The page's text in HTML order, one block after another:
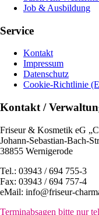
Job & Ausbildung
Service
Kontakt
Impressum
Datenschutz
Cookie-Richtlinie
Kontakt /
Friseur & Kosmetik eG
Johann-Sebastian-Bach-
38855 Wernigerode
Tel.: 03943 / 694 755-3
Fax: 03943 / 694 757-4
eMail: info@friseur-
Terminabsagen bitte nur